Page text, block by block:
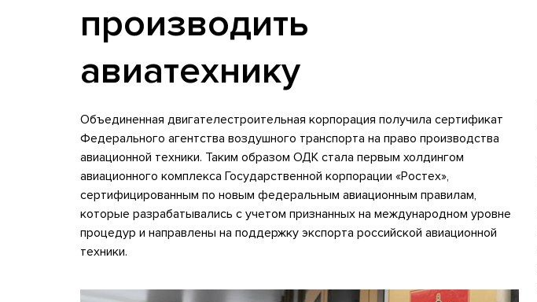
производить
авиатехнику
Объединенная двигателестроительная корпорация получила сертификат
Федерального агентства воздушного транспорта на право производства
авиационной техники. Таким образом ОДК стала первым холдингом
авиационного комплекса Государственной корпорации «Ростех»,
сертифицированным по новым федеральным авиационным правилам,
которые разрабатывались с учетом признанных на международном уровне
процедур и направлены на поддержку экспорта российской авиационной
техники.